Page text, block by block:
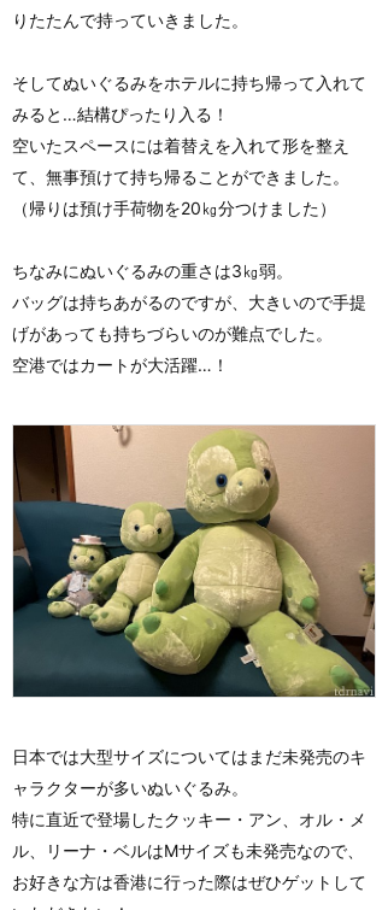
りたたんで持っていきました。
そしてぬいぐるみをホテルに持ち帰って入れて
みると…結構ぴったり入る！
空いたスペースには着替えを入れて形を整え
て、無事預けて持ち帰ることができました。
（帰りは預け手荷物を20㎏分つけました）
ちなみにぬいぐるみの重さは3㎏弱。
バッグは持ちあがるのですが、大きいので手提
げがあっても持ちづらいのが難点でした。
空港ではカートが大活躍…！
日本では大型サイズについてはまだ未発売のキ
ャラクターが多いぬいぐるみ。
特に直近で登場したクッキー・アン、オル・メ
ル、リーナ・ベルはMサイズも未発売なので、
お好きな方は香港に行った際はぜひゲットして